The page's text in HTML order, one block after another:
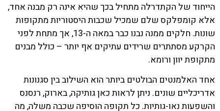
הייחוד של הקתדרלה מתחיל בכך שהיא אינה רק מבנה אחד,
אלא קומפלקס שלם שמכיל שכבות היסטוריות מתקופות
שונות. חלקים ממנה נבנו כבר במאה ה-13, אך מתחת לפני
הקרקע מסתתרים שרידים עתיקים אף יותר – כולל מבנים
מתקופת יוון ורומא.
אחד האלמנטים הבולטים ביותר הוא השילוב בין סגנונות
אדריכליים שונים. ניתן לראות כאן גותיקה, בארוק, רנסנס
והשפעות נאו-גותיות. כל תקופה הוסיפה שכבה משלה, מה